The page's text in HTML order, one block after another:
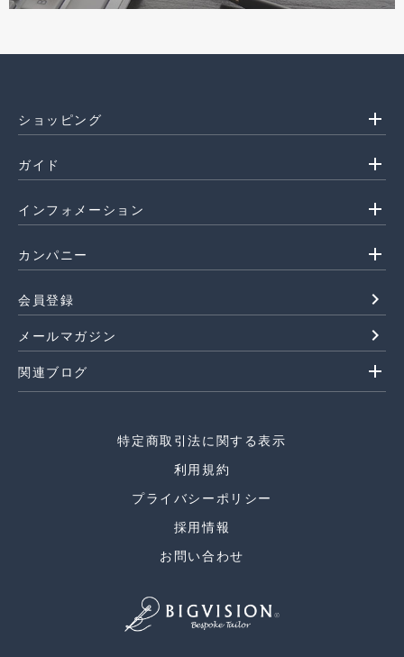
ショッピング add
ガイド add
インフォメーション add
カンパニー add
会員登録 navigate_next
メールマガジン navigate_next
関連ブログ add
特定商取引法に関する表示
利用規約
プライバシーポリシー
採用情報
お問い合わせ